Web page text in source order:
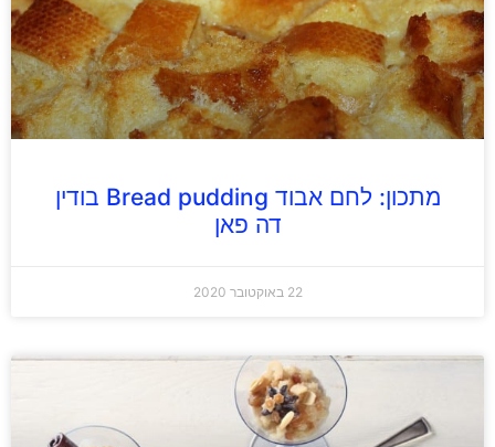
מתכון: לחם אבוד Bread pudding בודין
דה פאן
22 באוקטובר 2020